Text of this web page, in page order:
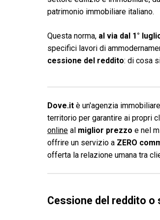
patrimonio immobiliare italiano.
Questa norma, al via dal 1°
specifici lavori di
cessione del reddito: di cosa
Dove.it è un'agenzia
territorio per garantire ai propri
online al miglior prezzo e nel
offrire un servizio a ZERO
offerta la relazione umana tra
Cessione del reddito